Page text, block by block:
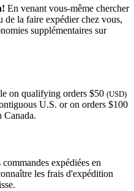
En venant vous-même chercher
de la faire expédier chez vous,
supplémentaires sur
on qualifying orders $50 (USD)
U.S. or on orders $100
Canada.
expédiées en
les frais d'expédition